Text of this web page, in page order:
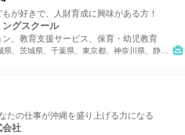
もが好きで、人財育成に興味がある方！
グスクール
、教育支援サービス、保育・幼児教育
葉県、東京都、神奈川県、静岡県、愛知県、三重県、京都府、大阪府、兵庫県、奈良県、福岡県
たの仕事が沖縄を盛り上げる力になる
会社